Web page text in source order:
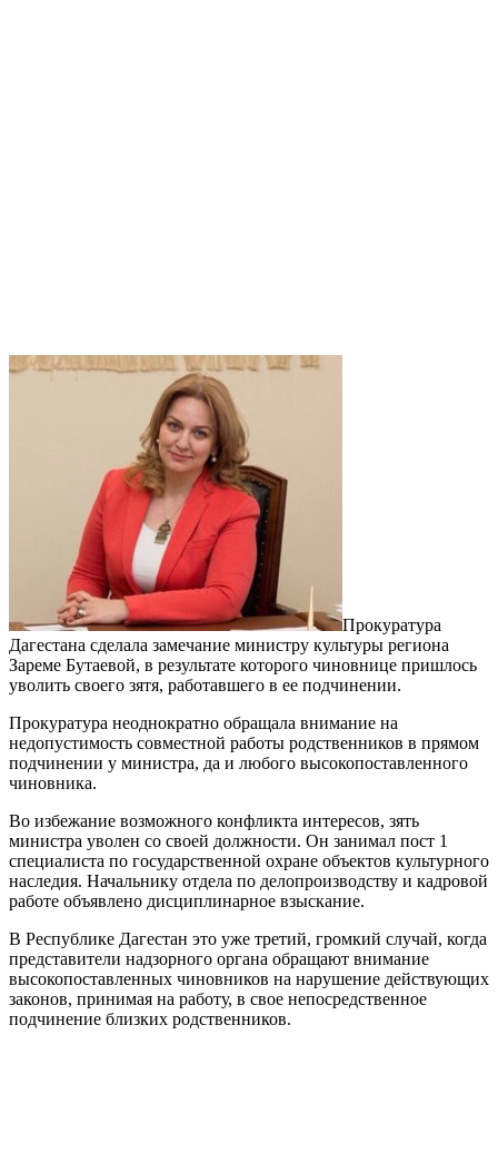
Прокуратура
Дагестана сделала замечание министру культуры региона
Зареме Бутаевой, в результате которого чиновнице пришлось
уволить своего зятя, работавшего в ее подчинении.
Прокуратура неоднократно обращала внимание на
недопустимость совместной работы родственников в прямом
подчинении у министра, да и любого высокопоставленного
чиновника.
Во избежание возможного конфликта интересов, зять
министра уволен со своей должности. Он занимал пост 1
специалиста по государственной охране объектов культурного
наследия. Начальнику отдела по делопроизводству и кадровой
работе объявлено дисциплинарное взыскание.
В Республике Дагестан это уже третий, громкий случай, когда
представители надзорного органа обращают внимание
высокопоставленных чиновников на нарушение действующих
законов, принимая на работу, в свое непосредственное
подчинение близких родственников.